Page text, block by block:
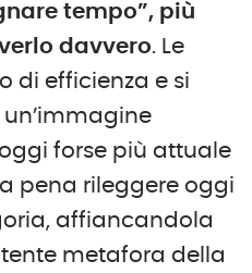
tempo”, più
davvero. Le
di efficienza e si
un’immagine
forse più attuale
pena rileggere oggi
affiancandola
metafora della